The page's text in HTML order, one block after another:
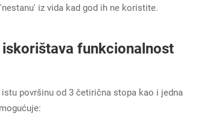
iz vida kad god ih ne koristite.
funkcionalnost
površinu od 3 četirična stopa kao i jedna